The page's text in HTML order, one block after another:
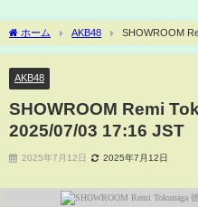
ホーム AKB48
SHOWROOM Remi
17:16 JST
AKB48
SHOWROOM Remi
2025/07/03 17:16 JST
2025年7月12日 2025年7月12日